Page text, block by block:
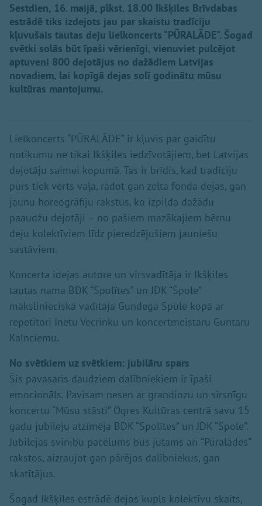
Sestdien, 16. maijā, plkst. 18.00 Ikšķiles Brīvdabas
estrādē tiks izdejots jau par skaistu tradīciju
kļuvušais tautas deju lielkoncerts “PŪRALĀDE”. Šogad
svētki solās būt īpaši vērienīgi, vienuviet pulcējot
aptuveni 800 dejotājus no dažādiem Latvijas
novadiem, lai kopīgā dejas solī godinātu mūsu
kultūras mantojumu.
Lielkoncerts “PŪRALĀDE” ir kļuvis par gaidītu
notikumu ne tikai Ikšķiles iedzīvotājiem, bet Latvijas
dejotāju saimei kopumā. Tas ir brīdis, kad tradīciju
pūrs tiek vērts vaļā, rādot gan zelta fonda dejas, gan
jaunu horeogrāfiju rakstus, ko izpilda dažādu
paaudžu dejotāji – no pašiem mazākajiem bērnu
deju kolektīviem līdz pieredzējušiem jauniešu
sastāviem.
Koncerta idejas autore un virsvadītāja ir Ikšķiles
tautas nama BDK “Spolītes” un JDK “Spole”
mākslinieciskā vadītāja Gundega Spūle kopā ar
repetitori Inetu Vecrinku un koncertmeistaru Guntaru
Kalnciemu.
No svētkiem uz svētkiem: jubilāru spars
Šis pavasaris daudziem dalībniekiem ir īpaši
emocionāls. Pavisam nesen ar grandiozu un sirsnīgu
koncertu “Mūsu stāsti” Ogres Kultūras centrā savu 15
gadu jubileju atzīmēja BDK “Spolītes” un JDK “Spole”.
Jubilejas svinību pacēlums būs jūtams arī “Pūralādes”
rakstos, aizraujot gan pārējos dalībniekus, gan
skatītājus.
Šogad Ikšķiles estrādē dejos kupls kolektīvu skaits,